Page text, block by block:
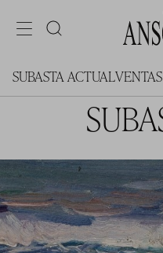
SUBASTA ACTUAL